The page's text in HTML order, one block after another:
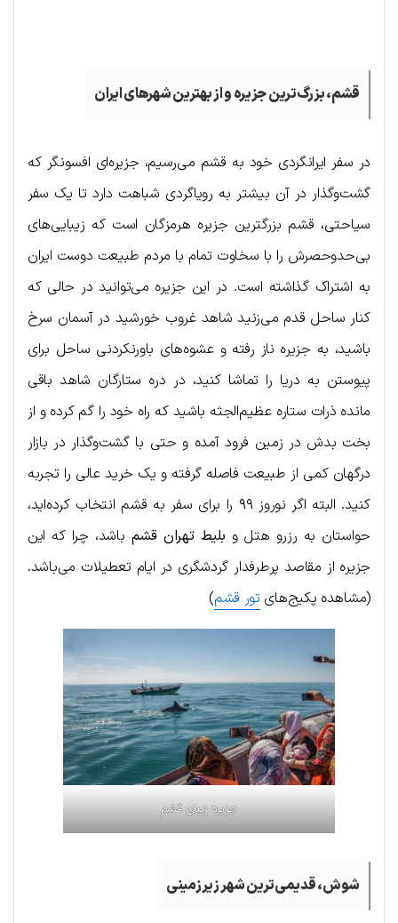
قشم، بزرگ‌ترین جزیره و از بهترین شهرهای ایران
در سفر ایرانگردی خود به قشم می‌رسیم، جزیره‌ای افسونگر که
گشت‌وگذار در آن بیشتر به رویاگردی شباهت دارد تا یک سفر
سیاحتی، قشم بزرگترین جزیره هرمزگان است که زیبایی‌های
بی‌حدوحصرش را با سخاوت تمام با مردم طبیعت دوست ایران
به اشتراک گذاشته است. در این جزیره می‌توانید در حالی که
کنار ساحل قدم می‌زنید شاهد غروب خورشید در آسمان سرخ
باشید، به جزیره ناز رفته و عشوه‌های باورنکردنی ساحل برای
پیوستن به دریا را تماشا کنید، در دره ستارگان شاهد باقی
مانده ذرات ستاره عظیم‌الجثه باشید که راه خود را گم کرده و از
بخت بدش در زمین فرود آمده و حتی با گشت‌وگذار در بازار
درگهان کمی از طبیعت فاصله گرفته و یک خرید عالی را تجربه
کنید. البته اگر نوروز ۹۹ را برای سفر به قشم انتخاب کرده‌اید،
حواستان به رزرو هتل و بلیط تهران قشم باشد، چرا که این
جزیره از مقاصد پرطرفدار گردشگری در ایام تعطیلات می‌باشد.
(مشاهده پکیج‌های تور قشم)
جزیره زیبای قشم
شوش، قدیمی‌ترین شهر زیرزمینی